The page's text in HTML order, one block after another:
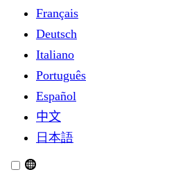
Français
Deutsch
Italiano
Português
Español
中文
日本語